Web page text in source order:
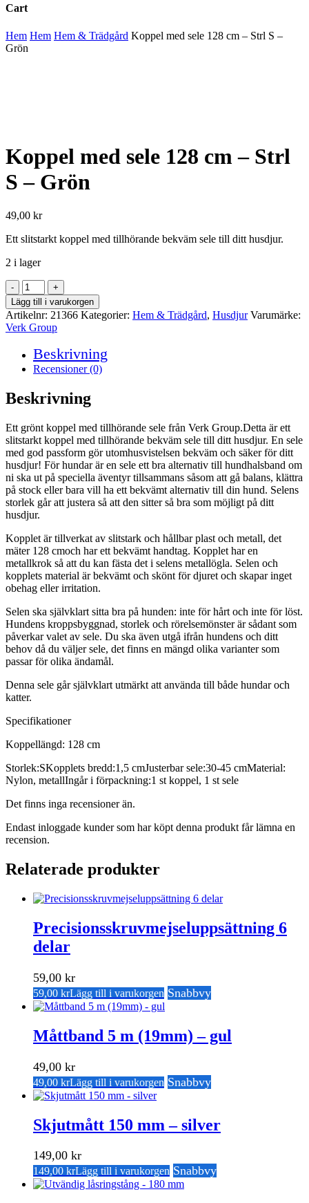
Cart
Close
Cart
Hem Hem Hem & Trädgård Koppel med sele 128 cm – Strl S –
Grön
Koppel med sele 128 cm – Strl
S – Grön
49,00 kr
Ett slitstarkt koppel med tillhörande bekväm sele till ditt husdjur.
2 i lager
Koppel
med
sele
128
cm
Strl
S
Grön
Lägg till i varukorgen
Artikelnr: 21366 Kategorier: Hem & Trädgård, Husdjur Varumärke:
Verk Group
Beskrivning
Recensioner (0)
Beskrivning
Ett grönt koppel med tillhörande sele från Verk Group.Detta är ett
slitstarkt koppel med tillhörande bekväm sele till ditt husdjur. En sele
med god passform gör utomhusvistelsen bekväm och säker för ditt
husdjur! För hundar är en sele ett bra alternativ till hundhalsband om
ni ska ut på speciella äventyr tillsammans såsom att gå balans, klättra
på stock eller bara vill ha ett bekvämt alternativ till din hund. Selens
storlek går att justera så att den sitter så bra som möjligt på ditt
husdjur.
Kopplet är tillverkat av slitstark och hållbar plast och metall, det
mäter 128 cmoch har ett bekvämt handtag. Kopplet har en
metallkrok så att du kan fästa det i selens metallögla. Selen och
kopplets material är bekvämt och skönt för djuret och skapar inget
obehag eller irritation.
Selen ska självklart sitta bra på hunden: inte för hårt och inte för löst.
Hundens kroppsbyggnad, storlek och rörelsemönster är sådant som
påverkar valet av sele. Du ska även utgå ifrån hundens och ditt
behov då du väljer sele, det finns en mängd olika varianter som
passar för olika ändamål.
Denna sele går självklart utmärkt att använda till både hundar och
katter.
Specifikationer
Koppellängd: 128 cm
Storlek:SKopplets bredd:1,5 cmJusterbar sele:30-45 cmMaterial:
Nylon, metallIngår i förpackning:1 st koppel, 1 st sele
Det finns inga recensioner än.
Endast inloggade kunder som har köpt denna produkt får lämna en
recension.
Relaterade produkter
Precisionsskruvmejseluppsättning 6
delar
59,00 kr
59,00 krLägg till i varukorgen Snabbvy
Måttband 5 m (19mm) – gul
49,00 kr
49,00 krLägg till i varukorgen Snabbvy
Skjutmått 150 mm – silver
149,00 kr
149,00 krLägg till i varukorgen Snabbvy